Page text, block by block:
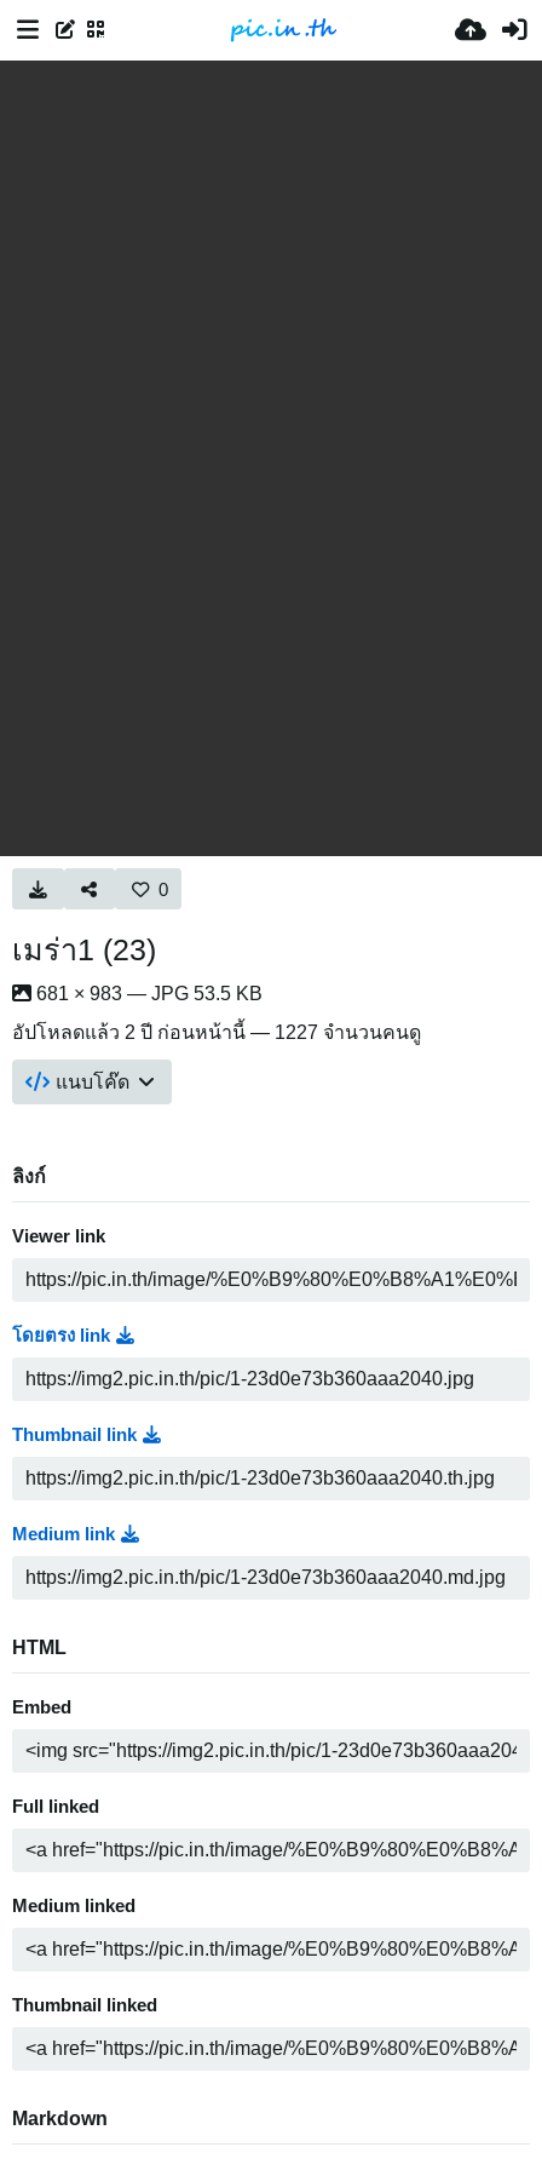
0
เมร่า1 (23)
681 × 983 — JPG 53.5 KB
อัปโหลดแล้ว 2 ปี ก่อนหน้านี้ — 1227 จำนวนคนดู
แนบโค๊ด
ลิงก์
Viewer link
โดยตรง link
Thumbnail link
Medium link
HTML
Embed
Full linked
Medium linked
Thumbnail linked
Markdown